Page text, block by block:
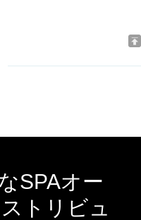
SPAオー
トリビュ